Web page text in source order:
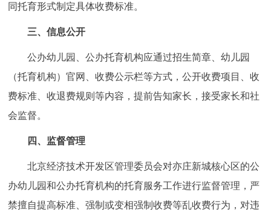
DEUTSCH FRANÇAIS
ITALIANO
同托育形式制定具体收费标准。
三、信息公开
公办幼儿园、公办托育机构应通过招生简章、幼儿园
（托育机构）官网、收费公示栏等方式，公开收费项目、收
费标准、收退费规则等内容，提前告知家长，接受家长和社
会监督。
四、监督管理
北京经济技术开发区管理委员会对亦庄新城核心区的公
办幼儿园和公办托育机构的托育服务工作进行监督管理，严
禁擅自提高标准、强制或变相强制收费等乱收费行为，对违